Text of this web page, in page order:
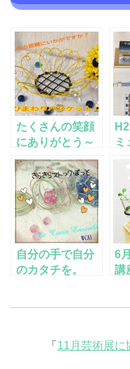
たくさんの笑顔
にありがとう～
in 伊奈 けん
かつ夏まつり
ミ
自分の手で自分
のカタチを。
6
講
「 11月芸術展に